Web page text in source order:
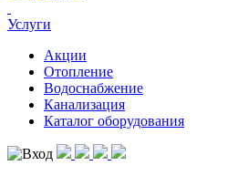
Услуги
Акции
Отопление
Водоснабжение
Канализация
Каталог оборудования